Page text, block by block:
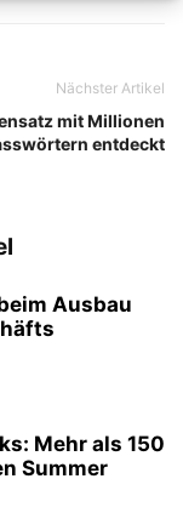
Nächster Artikel
mit Millionen
entdeckt
Ausbau
Mehr als 150
Summer